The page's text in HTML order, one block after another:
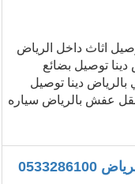
اثاث داخل الرياض
توصيل بضائع
دينا توصيل
نقل عفش بالرياض سياره